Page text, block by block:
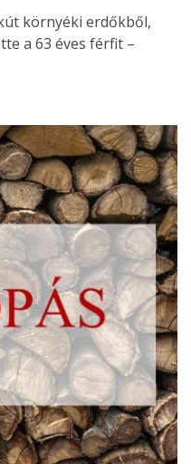
környéki erdőkből,
a 63 éves férfit –